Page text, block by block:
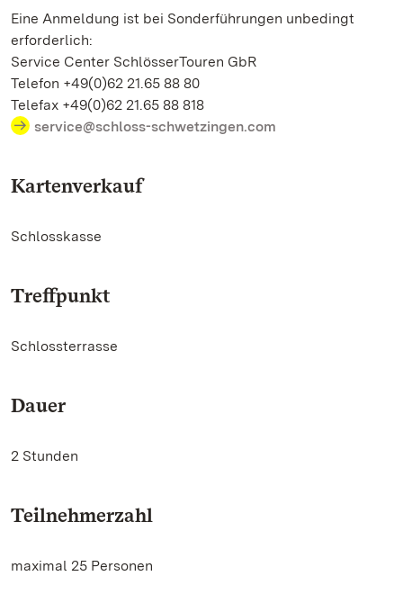
Eine Anmeldung ist bei Sonderführungen unbedingt
erforderlich:
Service Center SchlösserTouren GbR
Telefon +49(0)62 21.65 88 80
Telefax +49(0)62 21.65 88 818
service@schloss-schwetzingen.com
Kartenverkauf
Schlosskasse
Treffpunkt
Schlossterrasse
Dauer
2 Stunden
Teilnehmerzahl
maximal 25 Personen